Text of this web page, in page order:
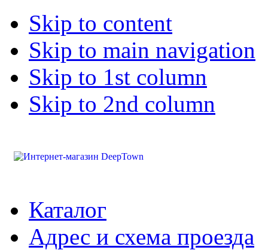
Skip to content
Skip to main navigation
Skip to 1st column
Skip to 2nd column
Каталог
Адрес и схема проезда